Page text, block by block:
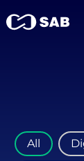
All